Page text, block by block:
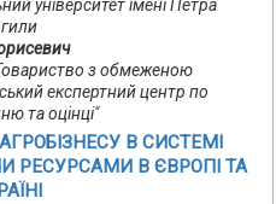
університет імені Петра
з обмеженою
експертний центр по
та оцінці"
В СИСТЕМІ
РЕСУРСАМИ В ЄВРОПІ ТА